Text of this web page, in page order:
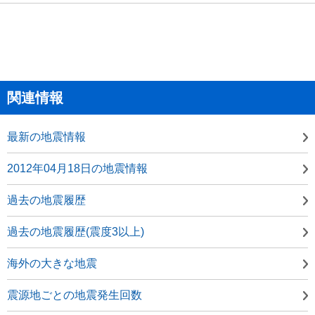
関連情報
最新の地震情報
2012年04月18日の地震情報
過去の地震履歴
過去の地震履歴(震度3以上)
海外の大きな地震
震源地ごとの地震発生回数